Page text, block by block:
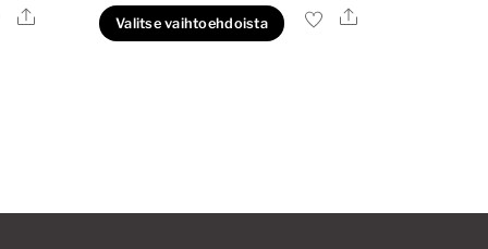
Ale
28,00€
-
Valitse vaihtoehdoista
Tällä
Ale